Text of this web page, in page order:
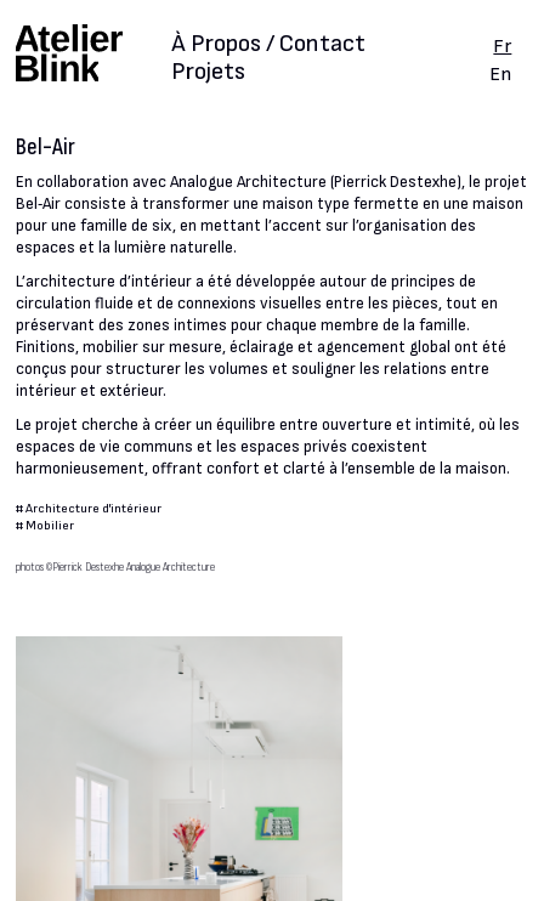
Projets
À Propos / Contact
Fr
En
Bel-Air
En collaboration avec Analogue Architecture (Pierrick Destexhe), le projet
Bel‑Air consiste à transformer une maison type fermette en une maison
pour une famille de six, en mettant l’accent sur l’organisation des
espaces et la lumière naturelle.
L’architecture d’intérieur a été développée autour de principes de
circulation fluide et de connexions visuelles entre les pièces, tout en
préservant des zones intimes pour chaque membre de la famille.
Finitions, mobilier sur mesure, éclairage et agencement global ont été
conçus pour structurer les volumes et souligner les relations entre
intérieur et extérieur.
Le projet cherche à créer un équilibre entre ouverture et intimité, où les
espaces de vie communs et les espaces privés coexistent
harmonieusement, offrant confort et clarté à l’ensemble de la maison.
#Architecture d'intérieur
# Mobilier
photos ©Pierrick Destexhe Analogue Architecture